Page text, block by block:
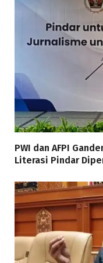
PWI dan AFPI
Literasi Pindar